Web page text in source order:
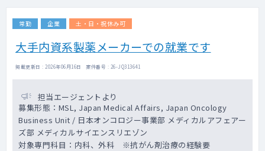
strategy for compounds in the portfolio in
that is aligned with local product strategy
Drives sustained integration of HEOR/RWE
commercialization depending on focus of
the assigned project or therapeutic area.
Formulates and drives Patient Focused
Outcome, Real World Evidence, and/or
economic value strategies for priority
常勤 企業 土・日・祝休み可
大手内資系製薬メーカーでの就業です
掲載更新日 : 2026年06月16日 案件番号 : 26-JQ313641
担当エージェントより
募集形態：MSL, Japan Medical Affairs, Japan Oncology
Business Unit / 日本オンコロジー事業部 メディカルアフェアー
ズ部 メディカルサイエンスリエゾン
対象専門科目：内科、外科 ※抗がん剤治療の経験要